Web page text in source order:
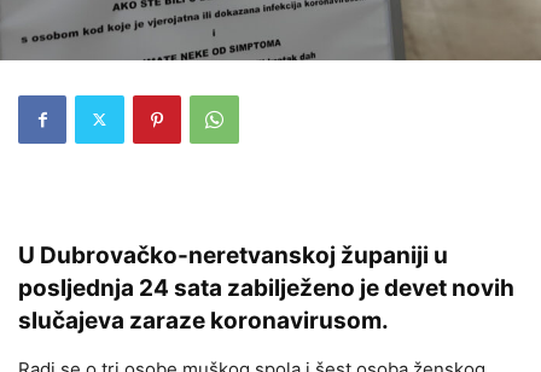
U Dubrovačko-neretvanskoj županiji u
posljednja 24 sata zabilježeno je devet novih
slučajeva zaraze koronavirusom.